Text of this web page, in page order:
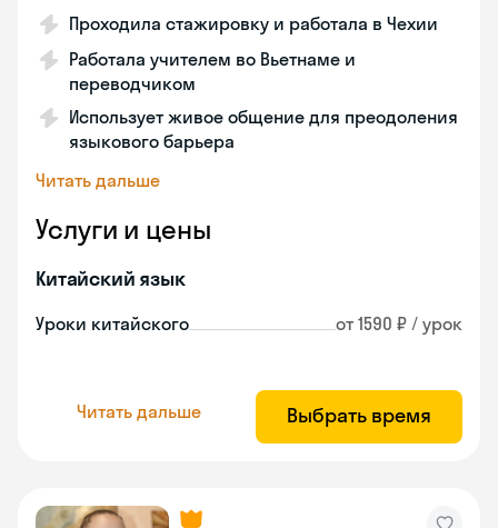
Проходила стажировку и работала в Чехии
Работала учителем во Вьетнаме и
переводчиком
Использует живое общение для преодоления
языкового барьера
Читать дальше
Услуги и цены
Китайский язык
Уроки китайского от 1590 ₽ / урок
Читать дальше Выбрать время